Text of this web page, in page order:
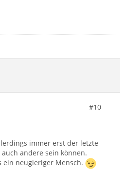
#10
immer erst der letzte
andere sein können.
ein neugieriger Mensch.